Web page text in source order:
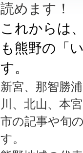
読めます！
これからは
も熊野の「
す。
新宮、那智勝
川、北山、本
市の記事や旬
す。